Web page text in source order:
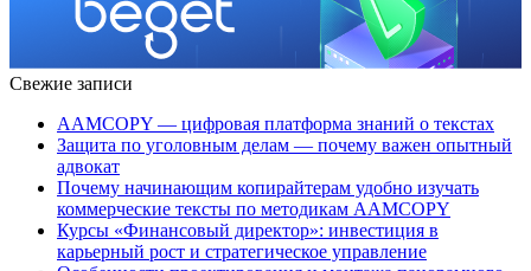
Свежие записи
AAMCOPY — цифровая платформа знаний о текстах
Защита по уголовным делам — почему важен опытный
адвокат
Почему начинающим копирайтерам удобно изучать
коммерческие тексты по методикам AAMCOPY
Курсы «Финансовый директор»: инвестиция в
карьерный рост и стратегическое управление